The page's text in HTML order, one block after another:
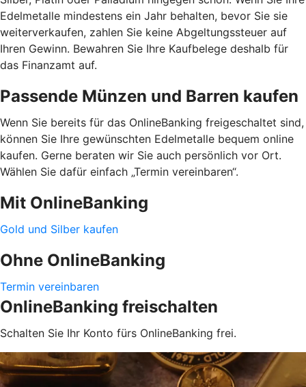
Edelmetalle mindestens ein Jahr behalten, bevor Sie sie
weiterverkaufen, zahlen Sie keine Abgeltungssteuer auf
Ihren Gewinn. Bewahren Sie Ihre Kaufbelege deshalb für
das Finanzamt auf.
Passende Münzen und Barren kaufen
Wenn Sie bereits für das OnlineBanking freigeschaltet sind,
können Sie Ihre gewünschten Edelmetalle bequem online
kaufen. Gerne beraten wir Sie auch persönlich vor Ort.
Wählen Sie dafür einfach „Termin vereinbaren“.
Mit OnlineBanking
Gold und Silber kaufen
Ohne OnlineBanking
Termin vereinbaren
OnlineBanking freischalten
Schalten Sie Ihr Konto fürs OnlineBanking frei.